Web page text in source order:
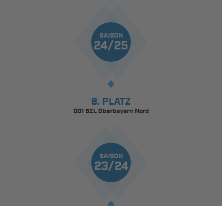
SAISON
24/25
8. PLATZ
001 BZL Oberbayern Nord
SAISON
23/24